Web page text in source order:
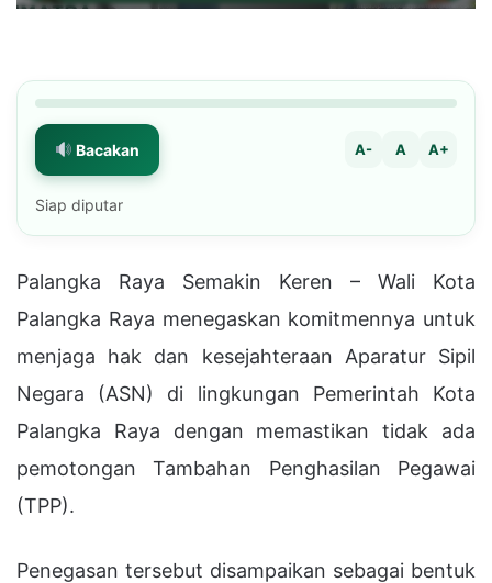
Bacakan A- A A+
Siap diputar
Palangka Raya Semakin Keren – Wali Kota
Palangka Raya menegaskan komitmennya untuk
menjaga hak dan kesejahteraan Aparatur Sipil
Negara (ASN) di lingkungan Pemerintah Kota
Palangka Raya dengan memastikan tidak ada
pemotongan Tambahan Penghasilan Pegawai
(TPP).
Penegasan tersebut disampaikan sebagai bentuk